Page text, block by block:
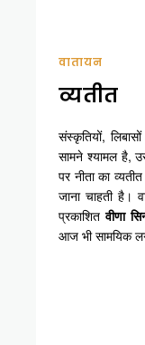
वातायन
व्यतीत
संस्कृतियों,
सामने श्यामल है,
पर नीता का
जाना चाहती है।
प्रकाशितवीणा
आज भी सामयिक